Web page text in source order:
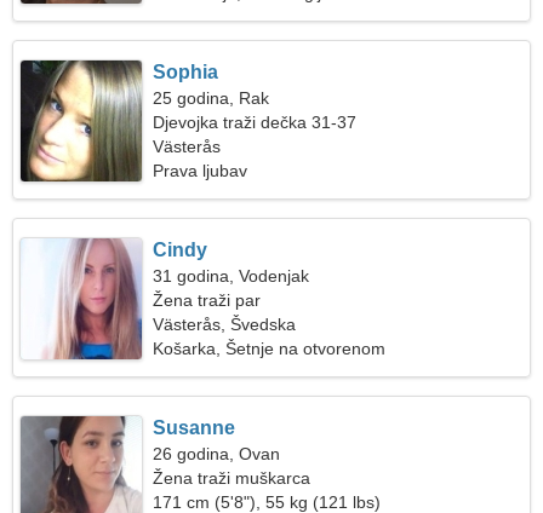
Sophia
25 godina, Rak
Djevojka traži dečka 31-37
Västerås
Prava ljubav
Cindy
31 godina, Vodenjak
Žena traži par
Västerås, Švedska
Košarka, Šetnje na otvorenom
Susanne
26 godina, Ovan
Žena traži muškarca
171 cm (5'8"), 55 kg (121 lbs)